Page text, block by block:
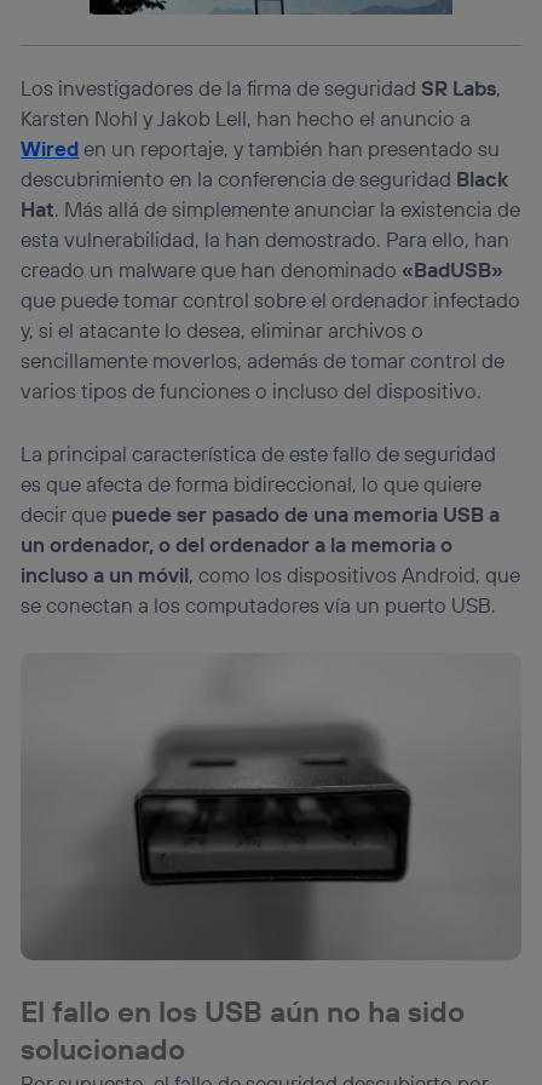
Los investigadores de la firma de seguridadSR Labs,
Karsten Nohl y Jakob Lell, han hecho el anuncio a
Wireden un reportaje, y también han presentado su
descubrimiento en la conferencia de seguridad Black
Hat. Más allá de simplemente anunciar la existencia de
esta vulnerabilidad, la han demostrado. Para ello, han
creado un malware que han denominado «BadUSB»
que puede tomar control sobre el ordenador infectado
y, si el atacante lo desea, eliminar archivos o
sencillamente moverlos, además de tomar control de
varios tipos de funciones o incluso del dispositivo.
La principal característica de este fallo de seguridad
es que afecta de forma bidireccional, lo que quiere
decir que puede ser pasado de una memoria USB a
un ordenador, o del ordenador a la memoria o
incluso a un móvil, como los dispositivos Android, que
se conectan a los computadores vía un puerto USB.
El fallo en los USB aún no ha sido
solucionado
consienta el uso de la tecnología recibirá el mismo
Si utilizas una
conexión de banda ancha
el marketing o análisis se realizará en función de las
actividades de navegación de los miembros del hogar
que hayan dado su consentimiento.
Si utilizasdatos móviles, el marketing será más
personalizado, ya que se basará únicamente en la
navegación del usuario del móvil.
Puedes gestionar los consentimientos Utiq seleccionando
“Administrar Utiq” en la parte inferior de esta página web o
visitando el portal de privacidad de Utiq
(“consenthub”). Para más información, consulta
política de privacidad de Utiq